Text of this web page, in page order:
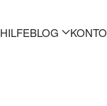
HILFEBLOG KONTO